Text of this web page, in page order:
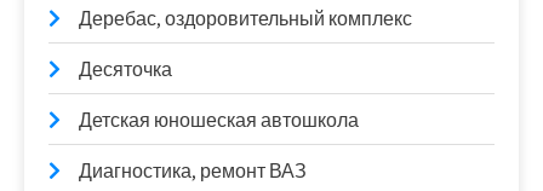
Деребас, оздоровительный комплекс
Десяточка
Детская юношеская автошкола
Диагностика, ремонт ВАЗ